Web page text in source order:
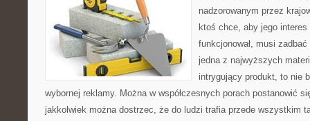
nadzorowanym przez
ktoś chce, aby jego
funkcjonował, musi
jedna z najwyższych
intrygujący produkt, to nie
wybornej reklamy. Można w współczesnych porach postanowić
jakkolwiek można dostrzec, że do ludzi trafia przede wszystkim